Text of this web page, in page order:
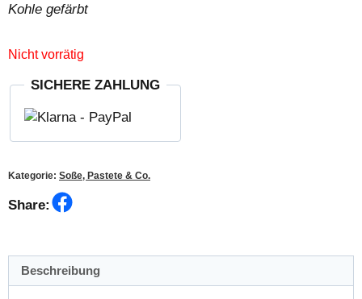
Kohle gefärbt
Nicht vorrätig
SICHERE ZAHLUNG
Kategorie: Soße, Pastete & Co.
Share:
Beschreibung